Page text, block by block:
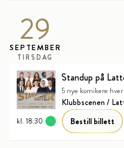
29
SEPTEMBER
TIRSDAG
Standup på
5 nye komikere
Klubbscenen /
kl. 18:30 Bestill billett